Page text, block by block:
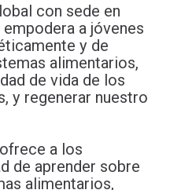
con sede en
a jóvenes
y de
alimentarios,
de vida de los
y regenerar nuestro
a los
de aprender sobre
alimentarios,